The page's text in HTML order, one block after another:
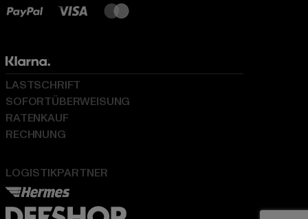
LOGISTIKPARTNER
LASTSCHRIFT
SOFORTÜBERWEISUNG
RATENKAUF
RECHNUNG